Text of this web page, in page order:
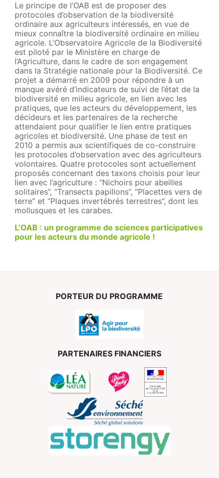
Le principe de l’OAB est de proposer des
protocoles d’observation de la biodiversité
ordinaire aux agriculteurs intéressés, en vue de
mieux connaître la biodiversité ordinaire en milieu
agricole. L’Observatoire Agricole de la Biodiversité
est piloté par le Ministère en charge de
l’Agriculture, dans le cadre de son engagement
dans la Stratégie nationale pour la Biodiversité. Ce
projet a démarré en 2009 pour répondre à un
manque avéré d’indicateurs de suivi de l’état de la
biodiversité en milieu agricole, en lien avec les
pratiques, que les acteurs du développement, les
décideurs et les partenaires de la recherche
attendaient pour qualifier le lien entre pratiques
agricoles et biodiversité. Une phase de test en
2010 a permis aux scientifiques de co-construire
les protocoles d’observation avec des agriculteurs
volontaires. Quatre protocoles sont actuellement
proposés concernant des taxons choisis pour leur
lien avec l’agriculture : “Nichoirs pour abeilles
solitaires”, “Transects papillons”, “Placettes vers de
terre” et “Plaques invertébrés terrestres”, dont les
mollusques et les carabes.
L’OAB : un programme de sciences participatives
pour les acteurs du monde agricole !
PORTEUR DU PROGRAMME
PARTENAIRES FINANCIERS